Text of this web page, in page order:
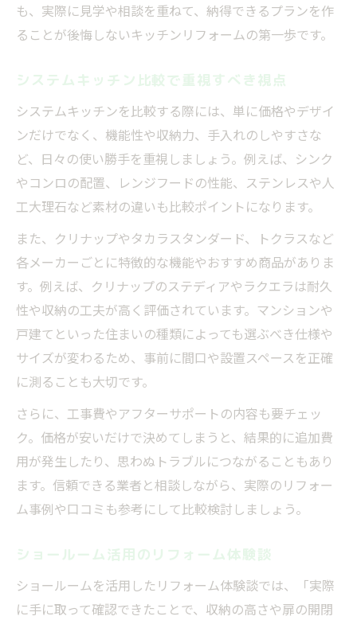
も、実際に見学や相談を重ねて、納得できるプランを作
ることが後悔しないキッチンリフォームの第一歩です。
システムキッチン比較で重視すべき視点
システムキッチンを比較する際には、単に価格やデザイ
ンだけでなく、機能性や収納力、手入れのしやすさな
ど、日々の使い勝手を重視しましょう。例えば、シンク
やコンロの配置、レンジフードの性能、ステンレスや人
工大理石など素材の違いも比較ポイントになります。
また、クリナップやタカラスタンダード、トクラスなど
各メーカーごとに特徴的な機能やおすすめ商品がありま
す。例えば、クリナップのステディアやラクエラは耐久
性や収納の工夫が高く評価されています。マンションや
戸建てといった住まいの種類によっても選ぶべき仕様や
サイズが変わるため、事前に間口や設置スペースを正確
に測ることも大切です。
さらに、工事費やアフターサポートの内容も要チェッ
ク。価格が安いだけで決めてしまうと、結果的に追加費
用が発生したり、思わぬトラブルにつながることもあり
ます。信頼できる業者と相談しながら、実際のリフォー
ム事例や口コミも参考にして比較検討しましょう。
ショールーム活用のリフォーム体験談
ショールームを活用したリフォーム体験談では、「実際
に手に取って確認できたことで、収納の高さや扉の開閉